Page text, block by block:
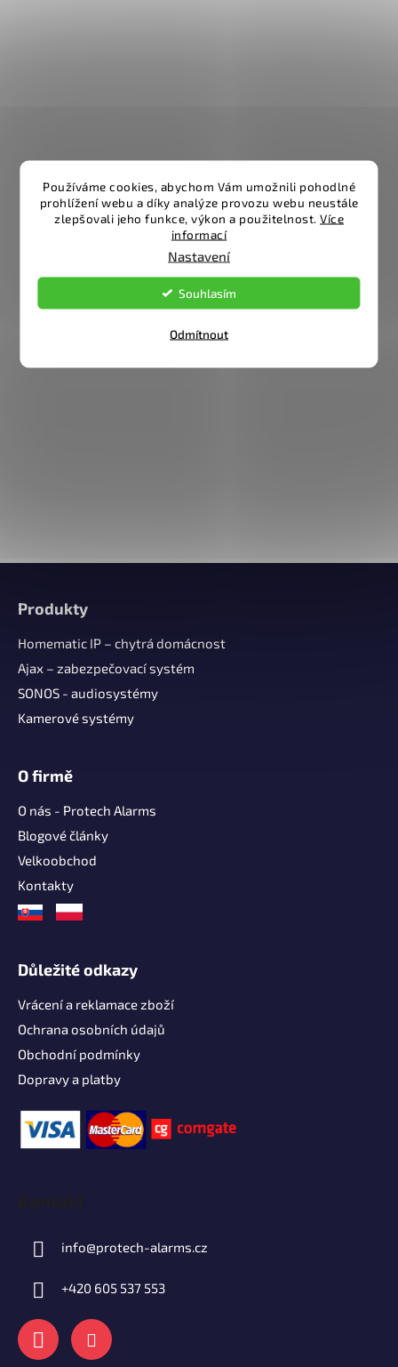
Používáme cookies, abychom Vám umožnili pohodlné
prohlížení webu a díky analýze provozu webu neustále
zlepšovali jeho funkce, výkon a použitelnost. Více
informací
Nastavení
Odmítnout
Souhlasím
Produkty
Homematic IP – chytrá domácnost
Ajax – zabezpečovací systém
SONOS - audiosystémy
Kamerové systémy
O firmě
O nás - Protech Alarms
Blogové články
Velkoobchod
Kontakty
Důležité odkazy
Vrácení a reklamace zboží
Ochrana osobních údajů
Obchodní podmínky
Dopravy a platby
Kontakt
info@protech-alarms.cz
+420 605 537 553